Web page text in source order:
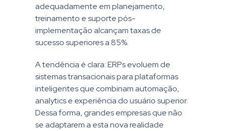
adequadamente em planejamento,
treinamento e suporte pós-
implementação alcançam taxas de
sucesso superiores a 85%.
A tendência é clara: ERPs evoluem de
sistemas transacionais para plataformas
inteligentes que combinam automação,
analytics e experiência do usuário superior.
Dessa forma, grandes empresas que não
se adaptarem a esta nova realidade